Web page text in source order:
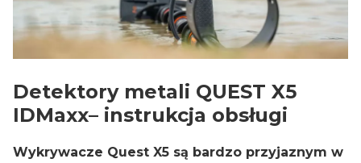
Detektory metali QUEST X5
IDMaxx– instrukcja obsługi
Wykrywacze Quest X5 są bardzo przyjaznym w